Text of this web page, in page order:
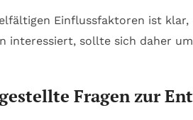
Einflussfaktoren ist
interessiert, sollte sich daher
Fragen zur